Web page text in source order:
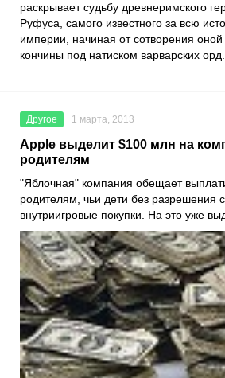
раскрывает судьбу древнеримского
Руфуса, самого известного за всю
империи, начиная от сотворения
кончины под натиском варварских орд.
Другое 1 марта, 2013
Apple выделит $100 млн на
родителям
"Яблочная" компания обещает
родителям, чьи дети без разрешения
внутриигровые покупки. На это уже